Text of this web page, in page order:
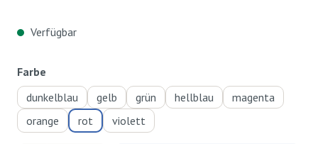
Verfügbar
Farbe
dunkelblau
gelb grün hellblau
magenta
orange
rot violett